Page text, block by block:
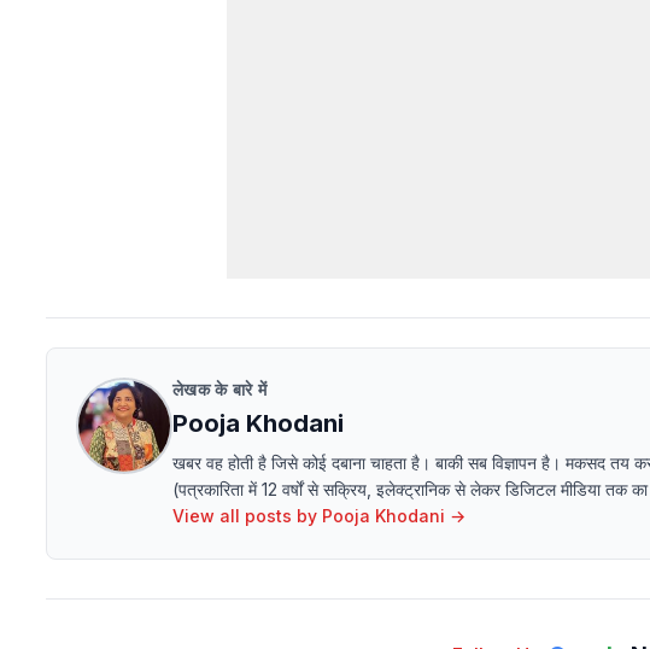
लेखक के बारे में
Pooja Khodani
खबर वह होती है जिसे कोई दबाना चाहता है। बाकी सब विज्ञापन है। मकसद
(पत्रकारिता में 12 वर्षों से सक्रिय, इलेक्ट्रानिक से लेकर डिजिटल मीडिया
View all posts by Pooja Khodani →